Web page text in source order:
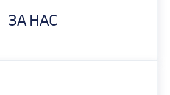
ЗА НАС